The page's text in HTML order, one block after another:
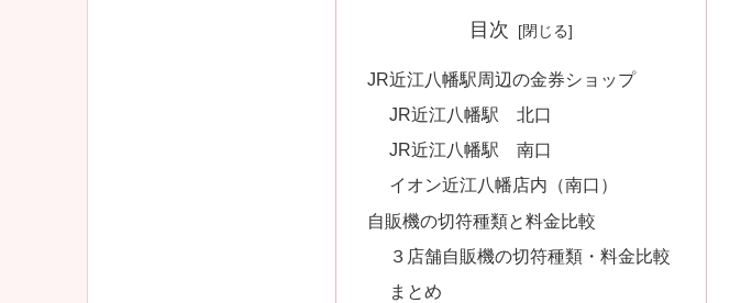
目次
JR近江八幡駅周辺の金券ショップ
JR近江八幡駅 北口
JR近江八幡駅 南口
イオン近江八幡店内（南口）
自販機の切符種類と料金比較
３店舗自販機の切符種類・料金比較
まとめ